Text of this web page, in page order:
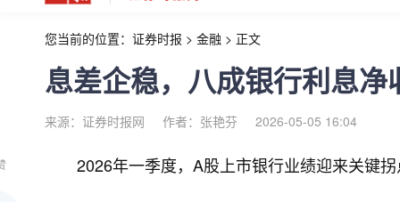
您当前的位置： 证券时报 > 金融 > 正文
息差企稳，八成银行利息净
来源：证券时报网 作者：张艳芬 2026-05-05 16:04
2026年一季度，A股上市银行业绩迎来关键